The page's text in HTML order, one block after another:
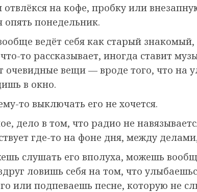
отвлёкся на кофе, пробку или
опять понедельник.
ведёт себя как старый
то рассказывает, иногда ставит
очевидные вещи — вроде того, что на
в окно.
то выключать его не хочется.
дело в том, что радио не
где-то на фоне дня, между
слушать его вполуха, можешь
ловишь себя на том, что
или подпеваешь песне, которую не